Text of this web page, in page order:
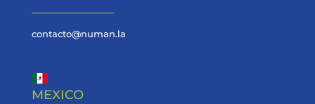
contacto@numan.la
MEXICO